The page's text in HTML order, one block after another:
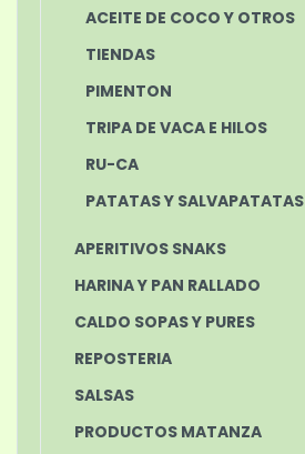
ACEITE DE COCO Y OTROS
TIENDAS
PIMENTON
TRIPA DE VACA E HILOS
RU-CA
PATATAS Y SALVAPATATAS
APERITIVOS SNAKS
HARINA Y PAN RALLADO
CALDO SOPAS Y PURES
REPOSTERIA
SALSAS
PRODUCTOS MATANZA